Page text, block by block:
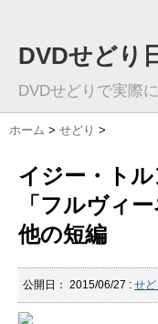
DVDせどり
DVDせどりで実際
ホーム > せどり >
イジー・ト
「フルヴィ
他の短編
公開日： 2015/06/27 : せど